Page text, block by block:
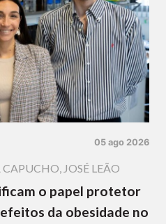
05 ago 2026
, JOSÉ LEÃO
o papel protetor
da obesidade no